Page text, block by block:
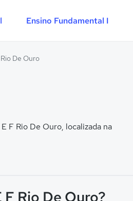
Ensino Fundamental I
De Ouro
F Rio De Ouro, localizada na
Rio De Ouro?